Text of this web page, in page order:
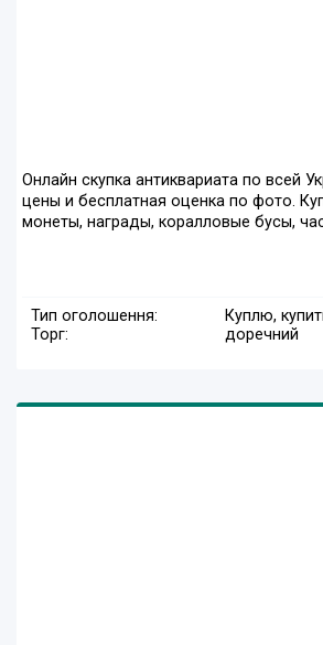
Онлайн скупка антиквариата по всей
цены и бесплатная оценка по фото.
монеты, награды, коралловые бусы,
Тип оголошення:
Куплю,
Торг:
доречний